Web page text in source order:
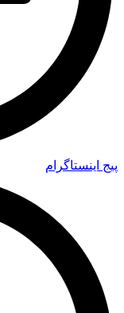
پیج اینستاگرام